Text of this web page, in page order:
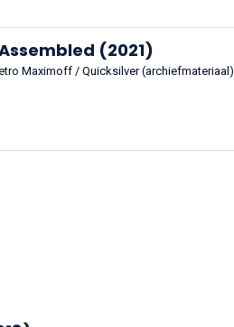
(2021)
Maximoff / Quicksilver (archiefmateriaal)